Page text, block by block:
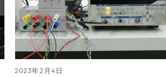
2023年2月4日